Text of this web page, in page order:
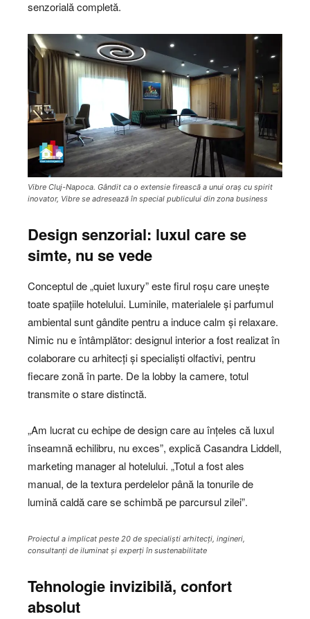
senzorială completă.
Vibre Cluj-Napoca. Gândit ca o extensie firească a unui oraș cu spirit
inovator, Vibre se adresează în special publicului din zona business
Design senzorial: luxul care se
simte, nu se vede
Conceptul de „quiet luxury” este firul roșu care unește
toate spațiile hotelului. Luminile, materialele și parfumul
ambiental sunt gândite pentru a induce calm și relaxare.
Nimic nu e întâmplător: designul interior a fost realizat în
colaborare cu arhitecți și specialiști olfactivi, pentru
fiecare zonă în parte. De la lobby la camere, totul
transmite o stare distinctă.
„Am lucrat cu echipe de design care au înțeles că luxul
înseamnă echilibru, nu exces”, explică Casandra Liddell,
marketing manager al hotelului. „Totul a fost ales
manual, de la textura perdelelor până la tonurile de
lumină caldă care se schimbă pe parcursul zilei”.
Proiectul a implicat peste 20 de specialiști arhitecți, ingineri,
consultanți de iluminat și experți în sustenabilitate
Tehnologie invizibilă, confort
absolut